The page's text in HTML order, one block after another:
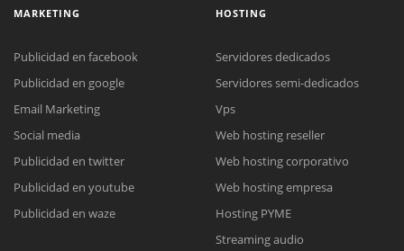
Reunión online
Meet para la reunión online.
Cotización
Chat Online
Todos nuestros ejecutivos están fuera de línea. Complete el formulario
MARKETING
Publicidad en facebook
Publicidad en google
Email Marketing
Social media
Publicidad en twitter
Publicidad en youtube
Publicidad en waze
HOSTING
Servidores dedicados
Servidores semi-dedicados
Vps
Web hosting reseller
Web hosting corporativo
Web hosting empresa
Hosting PYME
Streaming audio